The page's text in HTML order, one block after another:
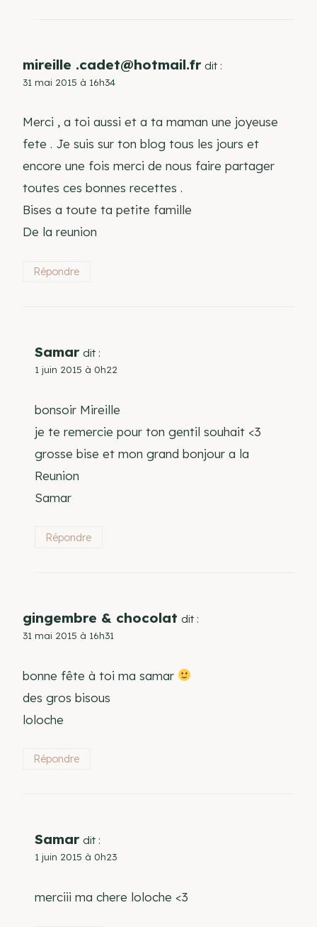
mireille .cadet@hotmail.fr dit :
31 mai 2015 à 16h34
Merci , a toi aussi et a ta maman une joyeuse
fete . Je suis sur ton blog tous les jours et
encore une fois merci de nous faire partager
toutes ces bonnes recettes .
Bises a toute ta petite famille
De la reunion
Répondre
Samar dit :
1 juin 2015 à 0h22
bonsoir Mireille
je te remercie pour ton gentil souhait <3
grosse bise et mon grand bonjour a la
Reunion
Samar
Répondre
gingembre & chocolat dit :
31 mai 2015 à 16h31
bonne fête à toi ma samar
des gros bisous
loloche
Répondre
Samar dit :
1 juin 2015 à 0h23
merciii ma chere loloche <3